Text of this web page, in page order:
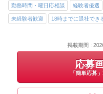
勤務時間・曜日応相談 経験者優遇
未経験者歓迎 18時までに退社でき
掲載期間 :
応募
「簡単応募